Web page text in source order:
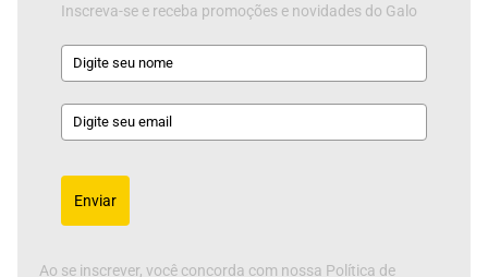
Inscreva-se e receba promoções e novidades do Galo
Enviar
Ao se inscrever, você concorda com nossa Política de